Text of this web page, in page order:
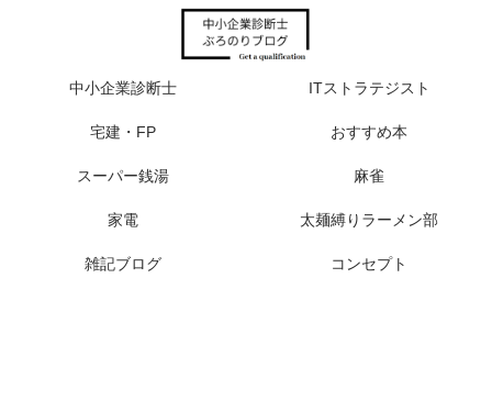
中小企業診断士 ITストラテジスト
宅建・FP おすすめ本
スーパー銭湯 麻雀
家電 太麺縛りラーメン部
雑記ブログ コンセプト